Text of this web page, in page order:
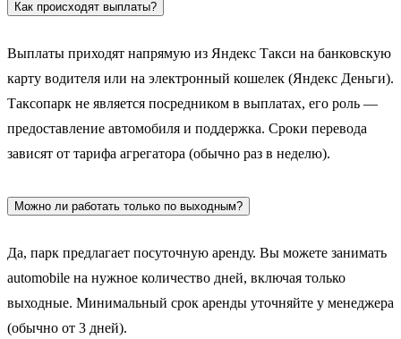
Как происходят выплаты?
Выплаты приходят напрямую из Яндекс Такси на банковскую
карту водителя или на электронный кошелек (Яндекс Деньги).
Таксопарк не является посредником в выплатах, его роль —
предоставление автомобиля и поддержка. Сроки перевода
зависят от тарифа агрегатора (обычно раз в неделю).
Можно ли работать только по выходным?
Да, парк предлагает посуточную аренду. Вы можете занимать
automobile на нужное количество дней, включая только
выходные. Минимальный срок аренды уточняйте у менеджера
(обычно от 3 дней).